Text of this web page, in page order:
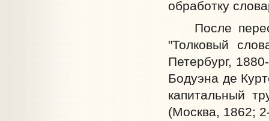
обработку
После
"Толковый
Петербург,
Бодуэна де
капитальный
(Москва, 1862;